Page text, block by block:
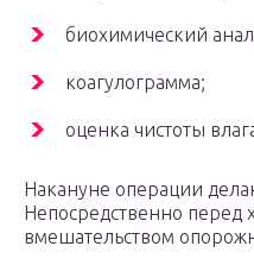
биохимический
коагулограмма;
оценка чистоты
Накануне операции
Непосредственно перед
вмешательством